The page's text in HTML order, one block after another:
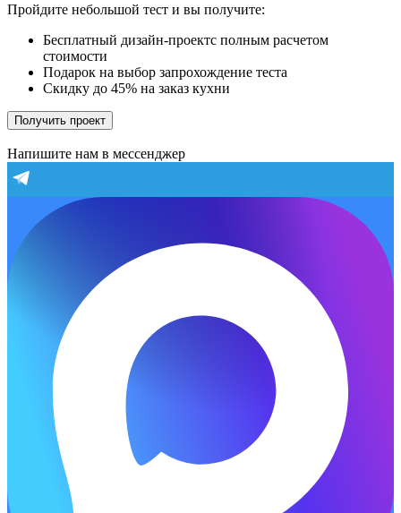
Пройдите небольшой тест и вы получите:
Бесплатный дизайн-проектс полным расчетом
стоимости
Подарок на выбор запрохождение теста
Скидку до 45% на заказ кухни
Получить проект
Напишите нам в мессенджер